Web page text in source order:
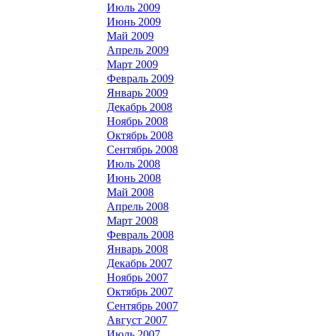
Июль 2009
Июнь 2009
Май 2009
Апрель 2009
Март 2009
Февраль 2009
Январь 2009
Декабрь 2008
Ноябрь 2008
Октябрь 2008
Сентябрь 2008
Июль 2008
Июнь 2008
Май 2008
Апрель 2008
Март 2008
Февраль 2008
Январь 2008
Декабрь 2007
Ноябрь 2007
Октябрь 2007
Сентябрь 2007
Август 2007